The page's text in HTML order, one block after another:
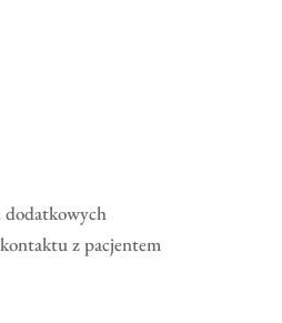
dodatkowych
z pacjentem